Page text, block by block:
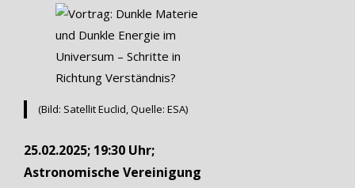
(Bild: Satellit Euclid, Quelle: ESA)
25.02.2025; 19:30 Uhr;
Astronomische Vereinigung